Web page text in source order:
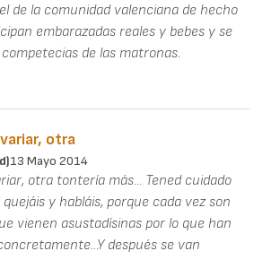
de la comunidad valenciana de hecho
embarazadas reales y bebes y se
de las matronas.
otra
13 Mayo 2014
otra tontería más... Tened cuidado
y habláis, porque cada vez son
vienen asustadísinas por lo que han
después se van